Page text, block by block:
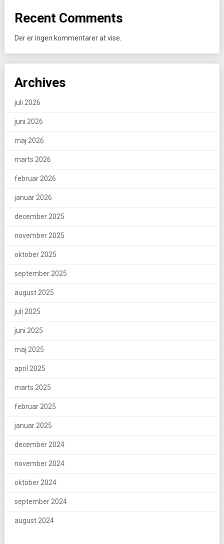
Recent Comments
Der er ingen kommentarer at vise.
Archives
juli 2026
juni 2026
maj 2026
marts 2026
februar 2026
januar 2026
december 2025
november 2025
oktober 2025
september 2025
august 2025
juli 2025
juni 2025
maj 2025
april 2025
marts 2025
februar 2025
januar 2025
december 2024
november 2024
oktober 2024
september 2024
august 2024